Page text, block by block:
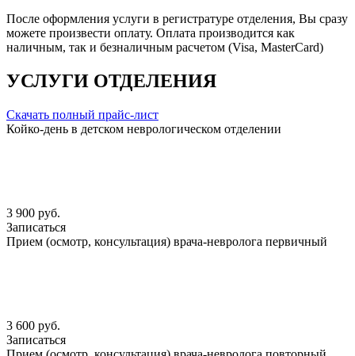
После оформления услуги в регистратуре отделения, Вы сразу
можете произвести оплату. Оплата производится как
наличным, так и безналичным расчетом (Visa, MasterCard)
УСЛУГИ ОТДЕЛЕНИЯ
Скачать полный прайс-лист
Койко-день в детском неврологическом отделении
3 900 руб.
Записаться
Прием (осмотр, консультация) врача-невролога первичный
3 600 руб.
Записаться